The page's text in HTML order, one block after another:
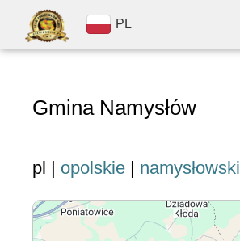
PL
Gmina Namysłów
pl | opolskie | namysłowski